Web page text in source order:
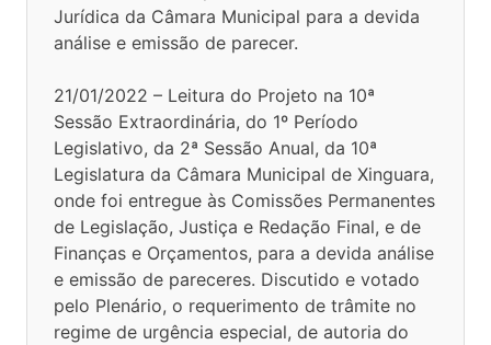
Jurídica da Câmara Municipal para a devida
análise e emissão de parecer.
21/01/2022 – Leitura do Projeto na 10ª
Sessão Extraordinária, do 1º Período
Legislativo, da 2ª Sessão Anual, da 10ª
Legislatura da Câmara Municipal de Xinguara,
onde foi entregue às Comissões Permanentes
de Legislação, Justiça e Redação Final, e de
Finanças e Orçamentos, para a devida análise
e emissão de pareceres. Discutido e votado
pelo Plenário, o requerimento de trâmite no
regime de urgência especial, de autoria do